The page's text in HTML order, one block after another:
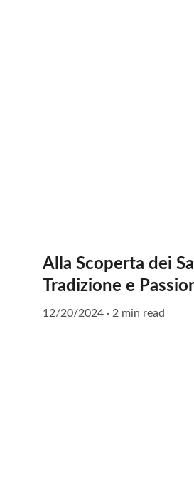
Alla Scoperta dei
Tradizione e
12/20/2024 2 min read